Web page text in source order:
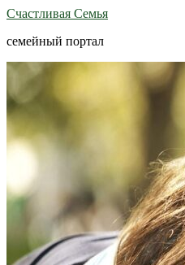
Счастливая Семья
семейный портал